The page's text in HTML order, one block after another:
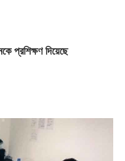
প্রশিক্ষণ দিয়েছে